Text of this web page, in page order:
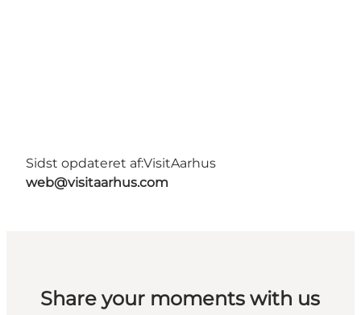
Sidst opdateret af:VisitAarhus
web@visitaarhus.com
Share your moments with us